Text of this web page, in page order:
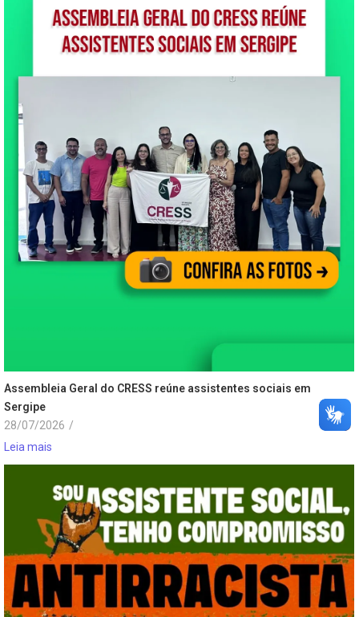
Assembleia Geral do CRESS reúne assistentes sociais em
Sergipe
28/07/2026 /
Leia mais